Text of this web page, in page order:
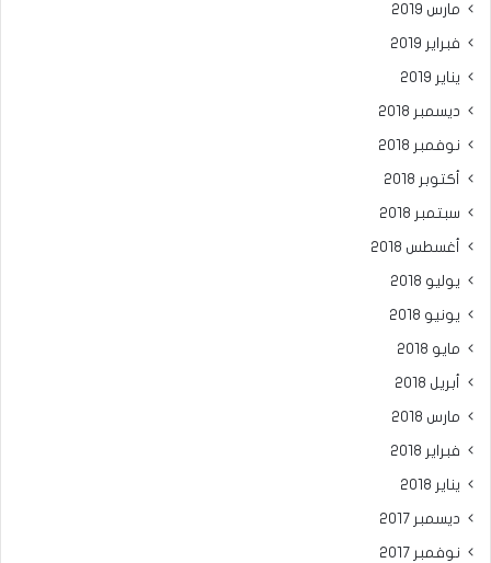
مارس 2019
فبراير 2019
يناير 2019
ديسمبر 2018
نوفمبر 2018
أكتوبر 2018
سبتمبر 2018
أغسطس 2018
يوليو 2018
يونيو 2018
مايو 2018
أبريل 2018
مارس 2018
فبراير 2018
يناير 2018
ديسمبر 2017
نوفمبر 2017